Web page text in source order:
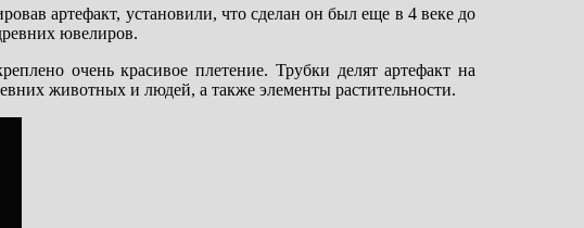
артефакт, установили, что сделан он был еще в 4 веке до
ювелиров.
очень красивое плетение. Трубки делят артефакт на
животных и людей, а также элементы растительности.